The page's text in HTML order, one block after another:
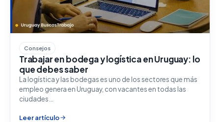
Consejos
Trabajar en bodega y logística en Uruguay: lo
que debes saber
La logística y las bodegas es uno de los sectores que más
empleo genera en Uruguay, con vacantes en todas las
ciudades…
Leer artículo